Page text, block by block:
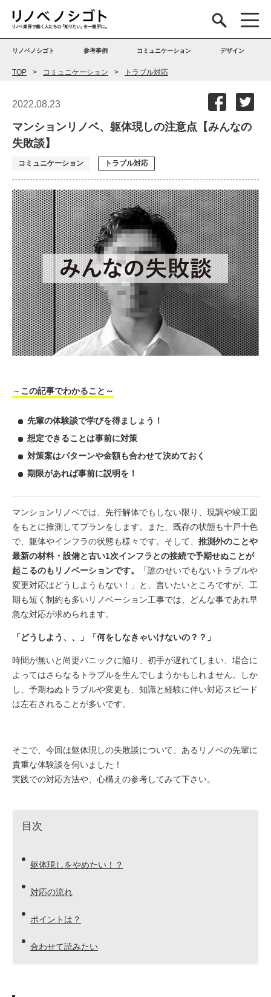
リノベノシゴト 参考事例 コミュニケーション デザイン
TOP コミュニケーション トラブル対応
2022.08.23
マンションリノベ、躯体現しの注意点【みんなの
失敗談】
コミュニケーション トラブル対応
～ この記事でわかること～
先輩の体験談で学びを得ましょう！
想定できることは事前に対策
対策案はパターンや金額も合わせて決めておく
期限があれば事前に説明を！
マンションリノベでは、先行解体でもしない限り、現調や竣工図
をもとに推測してプランをします。また、既存の状態も十戸十色
で、躯体やインフラの状態も様々です。そして、 推測外のことや
最新の材料・設備と古い1次インフラとの接続で予期せぬことが
起こるのもリノベーションです。
「誰のせいでもないトラブルや
変更対応はどうしようもない！」と、言いたいところですが、工
期も短く制約も多いリノベーション工事では、どんな事であれ早
急な対応が求められます。
「どうしよう、、」「何をしなきゃいけないの？？」
時間が無いと尚更パニックに陥り、初手が遅れてしまい、場合に
よってはさらなるトラブルを生んでしまうかもしれません。しか
し、予期ねぬトラブルや変更も、知識と経験に伴い対応スピード
は左右されることが多いです。
そこで、今回は躯体現しの失敗談について、あるリノベの先輩に
貴重な体験談を伺いました！
実践での対応方法や、心構えの参考してみて下さい。
目次
躯体現しをやめたい！？
対応の流れ
ポイントは？
合わせて読みたい